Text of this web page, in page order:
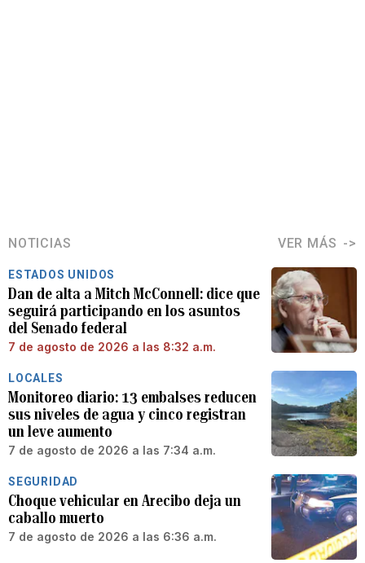
NOTICIAS VER MÁS
ESTADOS UNIDOS
Dan de alta a Mitch McConnell: dice que
seguirá participando en los asuntos
del Senado federal
7 de agosto de 2026 a las 8:32 a.m.
LOCALES
Monitoreo diario: 13 embalses reducen
sus niveles de agua y cinco registran
un leve aumento
7 de agosto de 2026 a las 7:34 a.m.
SEGURIDAD
Choque vehicular en Arecibo deja un
caballo muerto
7 de agosto de 2026 a las 6:36 a.m.